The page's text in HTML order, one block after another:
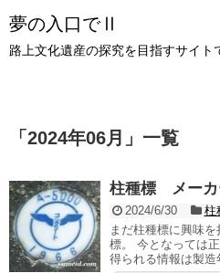
夢の入口でⅡ
路上文化遺産の探究を目指すサイト
「 2024年06月 」 一覧
柱種標 メーカ
2024/6/30
柱
まだ柱種標に興味
標。 今となっては
得られる情報は製造